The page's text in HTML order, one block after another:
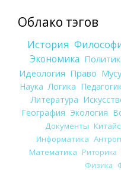
Облако тэгов
История
Экономика
Идеология Право
Наука Логика
Литература
География Экология
Документы
Информатика
Математика Риторика
Физика